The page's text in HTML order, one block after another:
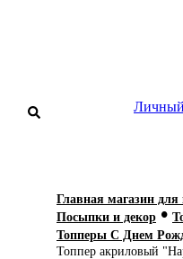
Главная магазин
Посыпки и декор •
Топперы С Днем
Топпер акриловый